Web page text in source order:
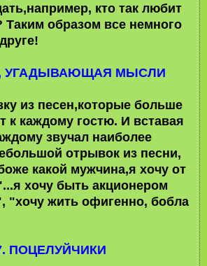
кто так любит
Таким образом все немного
УГАДЫВАЮЩАЯ МЫСЛИ
из песен,которые больше
к каждому гостю. И вставая
звучал наиболее
отрывок из песни,
какой мужчина,я хочу от
хочу быть акционером
"хочу жить офигенно, бобла
ПОЦЕЛУЙЧИКИ